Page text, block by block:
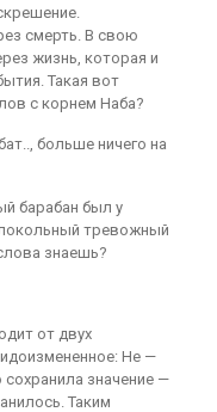
смерть. В свою
жизнь, которая и
Такая вот
с корнем Наба?
больше ничего на
барабан был у
тревожный
знаешь?
от двух
Не —
значение —
Таким